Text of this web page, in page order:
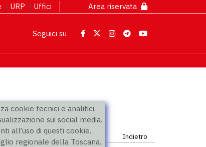
cookie tecnici e analitici.
sui social media.
all’uso di questi cookie.
regionale della Toscana.
| URP | Uffici Area riservata
Seguici su
Indietro